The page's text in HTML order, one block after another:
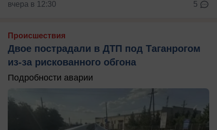
вчера в 12:30 5
Происшествия
Двое пострадали в ДТП под Таганрогом
из-за рискованного обгона
Подробности аварии